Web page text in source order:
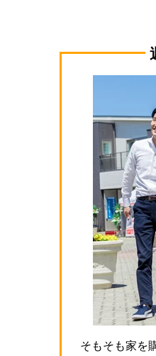
そもそも家を